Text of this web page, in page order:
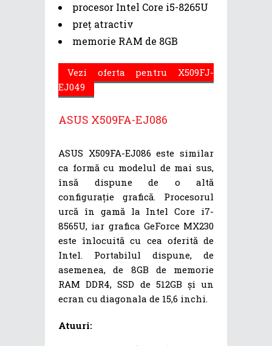
procesor Intel Core i5-8265U
preț atractiv
memorie RAM de 8GB
Vezi oferta pentru X509FJ-
EJ049
ASUS X509FA-EJ086
ASUS X509FA-EJ086 este similar
ca formă cu modelul de mai sus,
însă dispune de o altă
configurație grafică. Procesorul
urcă în gamă la Intel Core i7-
8565U, iar grafica GeForce MX230
este înlocuită cu cea oferită de
Intel. Portabilul dispune, de
asemenea, de 8GB de memorie
RAM DDR4, SSD de 512GB și un
ecran cu diagonala de 15,6 inchi.
Atuuri: